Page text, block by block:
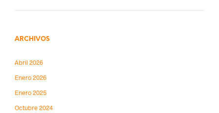
ARCHIVOS
Abril 2026
Enero 2026
Enero 2025
Octubre 2024